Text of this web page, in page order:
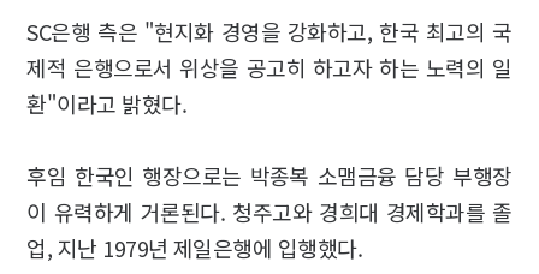
SC은행 측은 "현지화 경영을 강화하고, 한국 최고의 국
제적 은행으로서 위상을 공고히 하고자 하는 노력의 일
환"이라고 밝혔다.
후임 한국인 행장으로는 박종복 소맴금융 담당 부행장
이 유력하게 거론된다. 청주고와 경희대 경제학과를 졸
업, 지난 1979년 제일은행에 입행했다.